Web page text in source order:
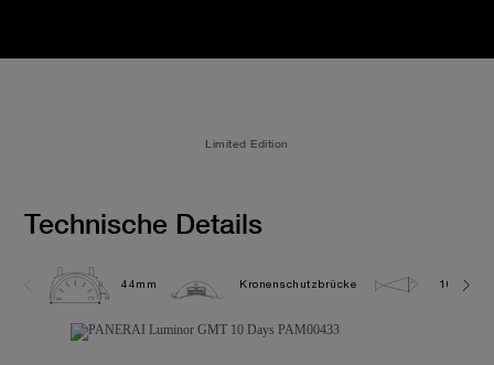
Limited Edition
Technische Details
44mm Kronenschutzbrücke 10.0 bar